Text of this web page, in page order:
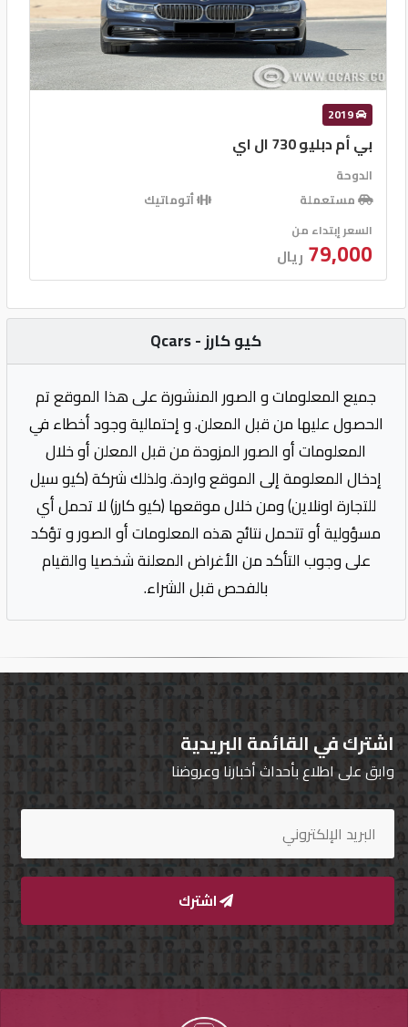
2019
بي أم دبليو 730 ال اي
الدوحة
مستعملة
أتوماتيك
السعر إبتداء من
79,000 ريال
كيو كارز - Qcars
جميع المعلومات و الصور المنشورة على هذا الموقع تم
الحصول عليها من قبل المعلن. و إحتمالية وجود أخطاء في
المعلومات أو الصور المزودة من قبل المعلن أو خلال
إدخال المعلومة إلى الموقع واردة. ولذلك شركة (كيو سيل
للتجارة اونلاين) ومن خلال موقعها (كيو كارز) لا تحمل أي
مسؤولية أو تتحمل نتائج هذه المعلومات أو الصور و تؤكد
على وجوب التأكد من الأغراض المعلنة شخصيا والقيام
بالفحص قبل الشراء.
اشترك في القائمة البريدية
وابق على اطلاع بأحداث أخبارنا وعروضنا
اشترك